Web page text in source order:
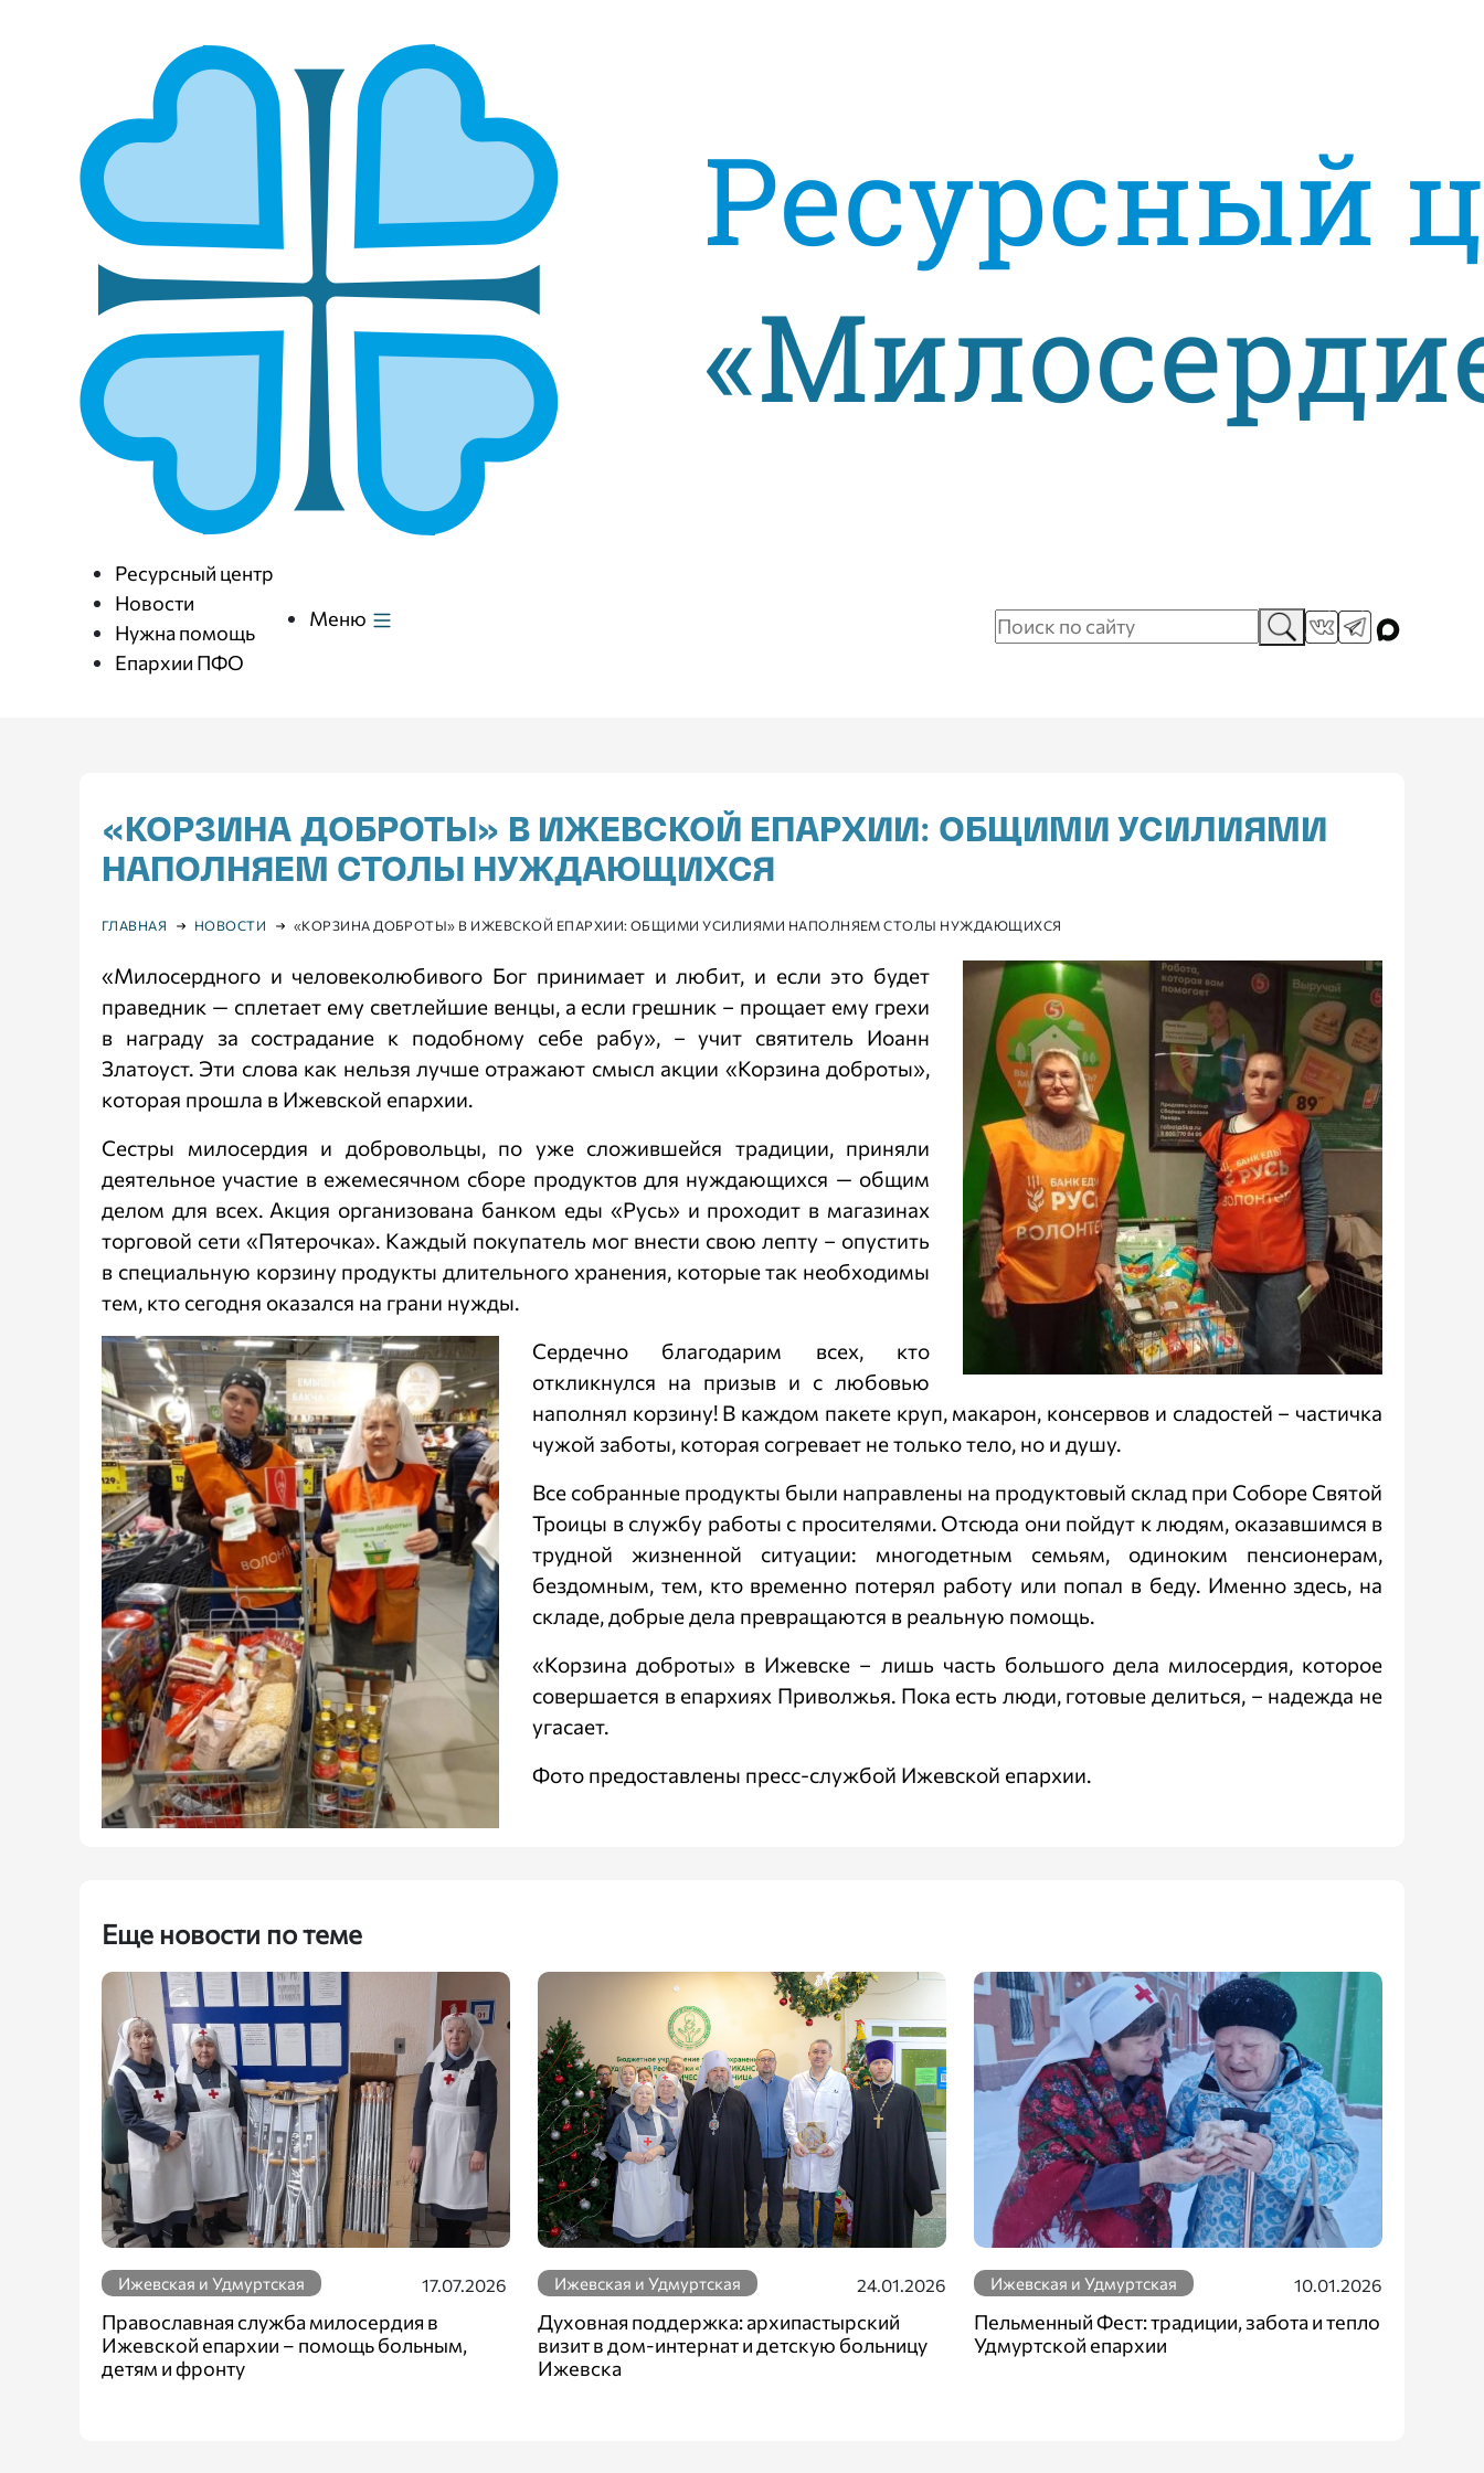
Ресурсный центр
Новости
Нужна помощь
Епархии ПФО
Меню
«КОРЗИНА ДОБРОТЫ» В ИЖЕВСКОЙ ЕПАРХИИ: ОБЩИМИ УСИЛИЯМИ
НАПОЛНЯЕМ СТОЛЫ НУЖДАЮЩИХСЯ
ГЛАВНАЯ НОВОСТИ «КОРЗИНА ДОБРОТЫ» В ИЖЕВСКОЙ ЕПАРХИИ: ОБЩИМИ УСИЛИЯМИ НАПОЛНЯЕМ СТОЛЫ НУЖДАЮЩИХСЯ
«Милосердного и человеколюбивого Бог принимает и любит, и если это будет
праведник — сплетает ему светлейшие венцы, а если грешник – прощает ему грехи
в награду за сострадание к подобному себе рабу», – учит святитель Иоанн
Златоуст. Эти слова как нельзя лучше отражают смысл акции «Корзина доброты»,
которая прошла в Ижевской епархии.
Сестры милосердия и добровольцы, по уже сложившейся традиции, приняли
деятельное участие в ежемесячном сборе продуктов для нуждающихся — общим
делом для всех. Акция организована банком еды «Русь» и проходит в магазинах
торговой сети «Пятерочка». Каждый покупатель мог внести свою лепту – опустить
в специальную корзину продукты длительного хранения, которые так необходимы
тем, кто сегодня оказался на грани нужды.
Сердечно благодарим всех, кто
откликнулся на призыв и с любовью
наполнял корзину! В каждом пакете круп, макарон, консервов и сладостей – частичка
чужой заботы, которая согревает не только тело, но и душу.
Все собранные продукты были направлены на продуктовый склад при Соборе Святой
Троицы в службу работы с просителями. Отсюда они пойдут к людям, оказавшимся в
трудной жизненной ситуации: многодетным семьям, одиноким пенсионерам,
бездомным, тем, кто временно потерял работу или попал в беду. Именно здесь, на
складе, добрые дела превращаются в реальную помощь.
«Корзина доброты» в Ижевске – лишь часть большого дела милосердия, которое
совершается в епархиях Приволжья. Пока есть люди, готовые делиться, – надежда не
угасает.
Фото предоставлены пресс-службой Ижевской епархии.
Еще новости по теме
Ижевская и Удмуртская 17.07.2026
Православная служба милосердия в
Ижевской епархии – помощь больным,
детям и фронту
Ижевская и Удмуртская 24.01.2026
Духовная поддержка: архипастырский
визит в дом-интернат и детскую больницу
Ижевска
Ижевская и Удмуртская 10.01.2026
Пельменный Фест: традиции, забота и тепло
Удмуртской епархии